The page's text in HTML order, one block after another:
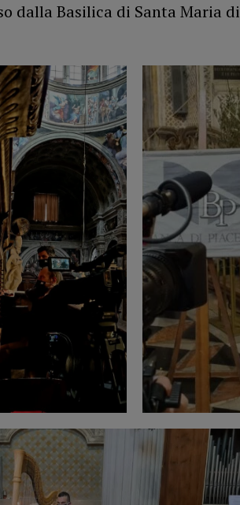
dalla Basilica di Santa Maria di